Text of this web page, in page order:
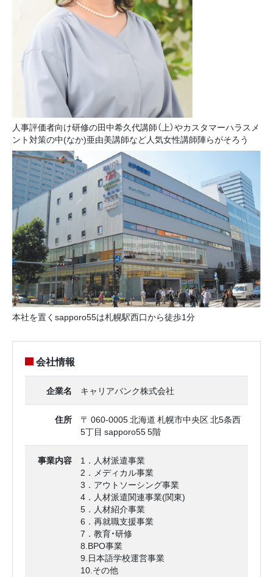
人事評価者向け研修の田中希久代講師（上）やカスタマーハラスメ
ント対策の中(なか)亜由美講師など人気女性講師陣らがそろう
本社を置くsapporo55は札幌駅西口から徒歩1分
会社情報
企業名 キャリアバンク株式会社
住所
〒 060-0005 北海道 札幌市中央区 北5条西
5丁目 sapporo55 5階
事業内容
1．人材派遣事業
2．メディカル事業
3．アウトソーシング事業
4．人材派遣関連事業(関東)
5．人材紹介事業
6．再就職支援事業
7．教育・研修
8.BPO事業
9.日本語学校運営事業
10.その他